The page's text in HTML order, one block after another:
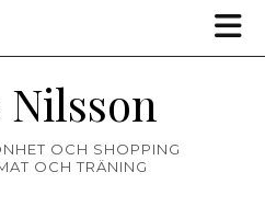
OCH SHOPPING
OCH TRÄNING